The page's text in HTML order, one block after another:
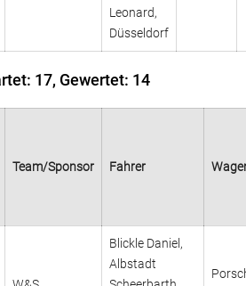
Leonard,
Düsseldorf
17, Gewertet: 14
Team/Sponsor Fahrer
Blickle Daniel,
Albstadt